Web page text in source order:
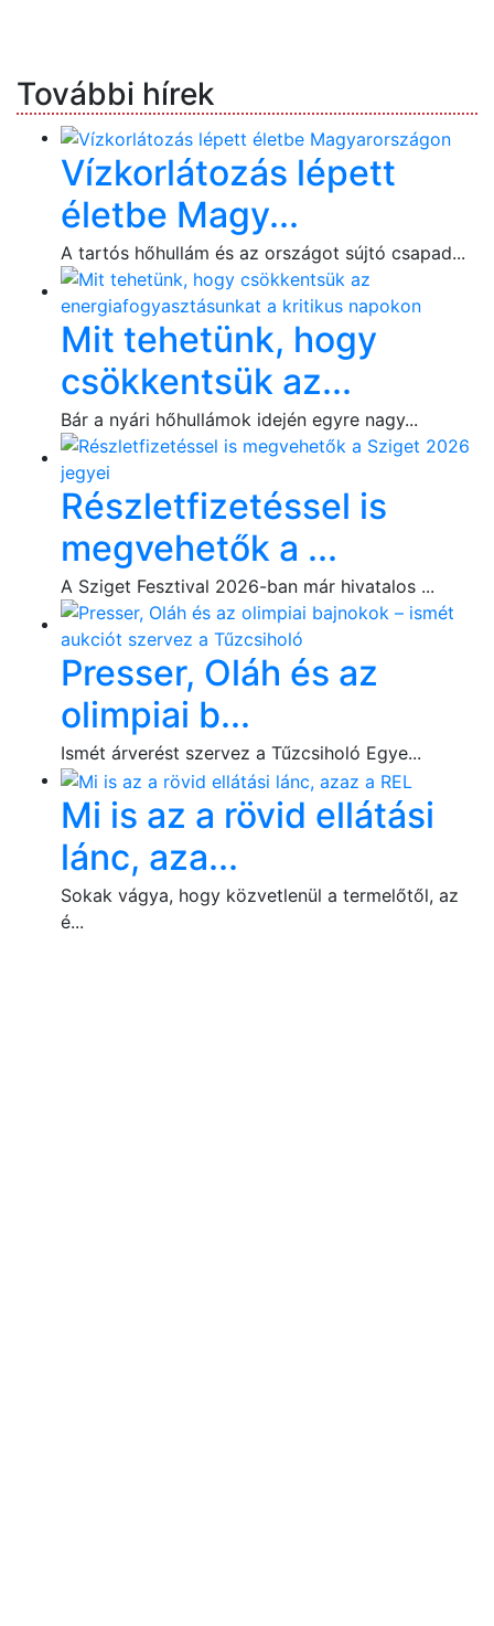
További hírek
Vízkorlátozás lépett
életbe Magy...
A tartós hőhullám és az országot sújtó csapad...
Mit tehetünk, hogy
csökkentsük az...
Bár a nyári hőhullámok idején egyre nagy...
Részletfizetéssel is
megvehetők a ...
A Sziget Fesztival 2026-ban már hivatalos ...
Presser, Oláh és az
olimpiai b...
Ismét árverést szervez a Tűzcsiholó Egye...
Mi is az a rövid ellátási
lánc, aza...
Sokak vágya, hogy közvetlenül a termelőtől, az
é...